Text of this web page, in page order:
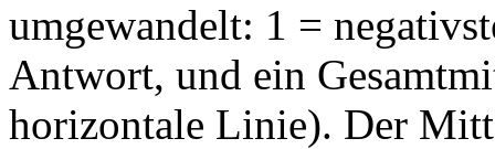
umgewandelt: 1 =
Antwort, und ein
horizontale Linie). Der